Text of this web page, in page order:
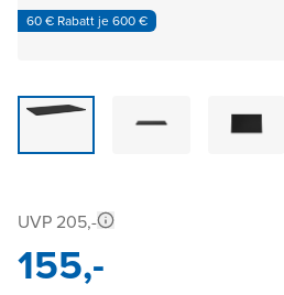
60 € Rabatt je 600 €
UVP 205,-
155,-